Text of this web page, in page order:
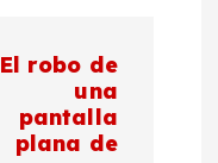
El robo de
una
pantalla
plana de